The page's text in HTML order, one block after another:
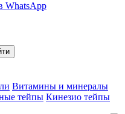
WhatsApp
Витамины и минералы
тейпы Кинезио тейпы